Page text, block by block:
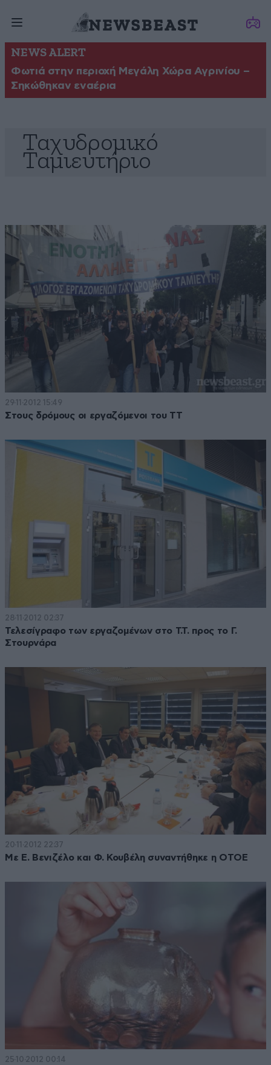
NEWS ALERT
Φωτιά στην περιοχή Μεγάλη Χώρα Αγρινίου –
Σηκώθηκαν εναέρια
Ταχυδρομικό
Ταμιευτήριο
29·11·2012 15:49
Στους δρόμους οι εργαζόμενοι του ΤΤ
28·11·2012 02:37
Τελεσίγραφο των εργαζομένων στο Τ.Τ. προς το Γ.
Στουρνάρα
20·11·2012 22:37
Με Ε. Βενιζέλο και Φ. Κουβέλη συναντήθηκε η ΟΤΟΕ
25·10·2012 00:14